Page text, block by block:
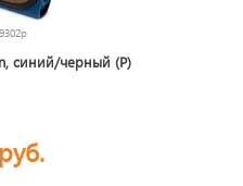
синий/черный (Р)